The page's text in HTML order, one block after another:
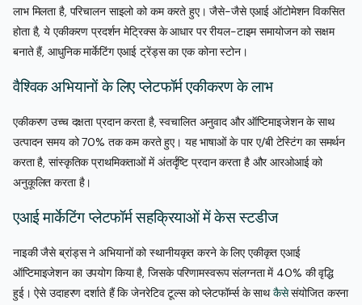
लाभ मिलता है, परिचालन साइलो को कम करते हुए। जैसे-जैसे एआई ऑटोमेशन विकसित
होता है, ये एकीकरण प्रदर्शन मेट्रिक्स के आधार पर रीयल-टाइम समायोजन को सक्षम
बनाते हैं, आधुनिक मार्केटिंग एआई ट्रेंड्स का एक कोना स्टोन।
वैश्विक अभियानों के लिए प्लेटफॉर्म एकीकरण के लाभ
एकीकरण उच्च दक्षता प्रदान करता है, स्वचालित अनुवाद और ऑप्टिमाइजेशन के साथ
उत्पादन समय को 70% तक कम करते हुए। यह भाषाओं के पार ए/बी टेस्टिंग का समर्थन
करता है, सांस्कृतिक प्राथमिकताओं में अंतर्दृष्टि प्रदान करता है और आरओआई को
अनुकूलित करता है।
एआई मार्केटिंग प्लेटफॉर्म सहक्रियाओं में केस स्टडीज
नाइकी जैसे ब्रांड्स ने अभियानों को स्थानीयकृत करने के लिए एकीकृत एआई
ऑप्टिमाइजेशन का उपयोग किया है, जिसके परिणामस्वरूप संलग्नता में 40% की वृद्धि
हुई। ऐसे उदाहरण दर्शाते हैं कि जेनरेटिव टूल्स को प्लेटफॉर्म्स के साथकैसेसंयोजित करना